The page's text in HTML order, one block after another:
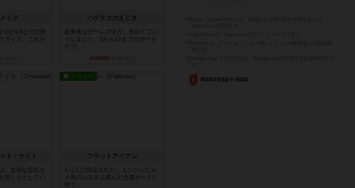
ック
1から5までの数
ダイス。これを
ハゲタカのえじき
超有名なゲームですが、初めてプレ
イしました。1から15までのカード
がプ...
約2時間前
ト・ナイト
、忠実な臣民を
開こうとしてい
レビュー
フラットアイアン
1~2人に限定された、エンジンビル
ド系のシステム選んだ企業ボードに
街で...